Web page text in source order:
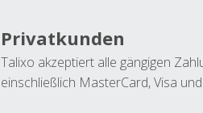
Privatkunden
Talixo akzeptiert alle gängigen
einschließlich MasterCard, Visa